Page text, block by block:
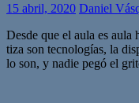
15 abril, 2020 Daniel
Desde que el aula es
tiza son tecnologías, la
lo son, y nadie pegó el